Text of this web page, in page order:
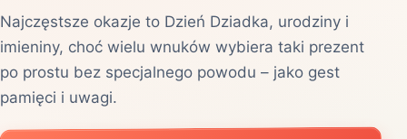
Najczęstsze okazje to Dzień Dziadka, urodziny i
imieniny, choć wielu wnuków wybiera taki prezent
po prostu bez specjalnego powodu – jako gest
pamięci i uwagi.